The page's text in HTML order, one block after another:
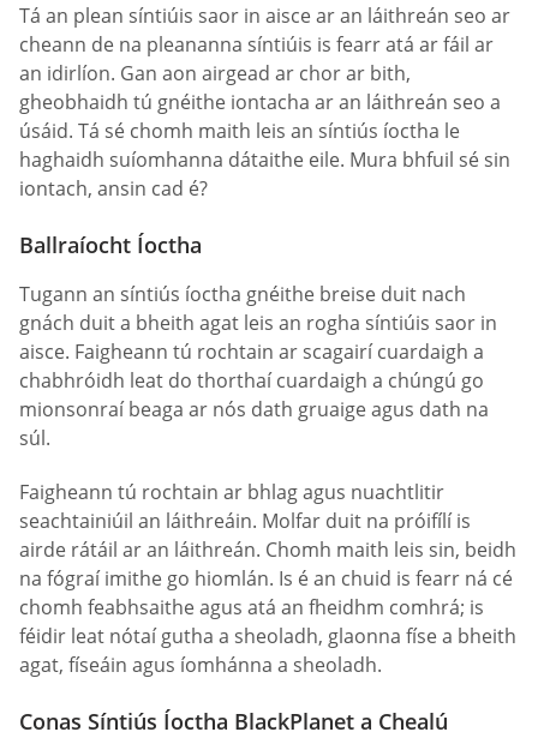
Tá an plean síntiúis saor in aisce ar an láithreán seo ar
cheann de na pleananna síntiúis is fearr atá ar fáil ar
an idirlíon. Gan aon airgead ar chor ar bith,
gheobhaidh tú gnéithe iontacha ar an láithreán seo a
úsáid. Tá sé chomh maith leis an síntiús íoctha le
haghaidh suíomhanna dátaithe eile. Mura bhfuil sé sin
iontach, ansin cad é?
Ballraíocht Íoctha
Tugann an síntiús íoctha gnéithe breise duit nach
gnách duit a bheith agat leis an rogha síntiúis saor in
aisce. Faigheann tú rochtain ar scagairí cuardaigh a
chabhróidh leat do thorthaí cuardaigh a chúngú go
mionsonraí beaga ar nós dath gruaige agus dath na
súl.
Faigheann tú rochtain ar bhlag agus nuachtlitir
seachtainiúil an láithreáin. Molfar duit na próifílí is
airde rátáil ar an láithreán. Chomh maith leis sin, beidh
na fógraí imithe go hiomlán. Is é an chuid is fearr ná cé
chomh feabhsaithe agus atá an fheidhm comhrá; is
féidir leat nótaí gutha a sheoladh, glaonna físe a bheith
agat, físeáin agus íomhánna a sheoladh.
Conas Síntiús Íoctha BlackPlanet a Chealú